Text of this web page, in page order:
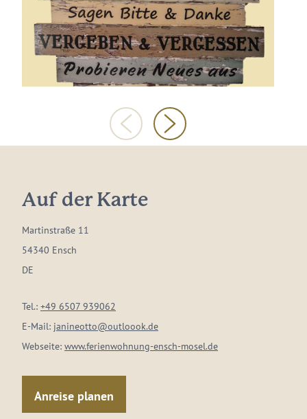
Auf der Karte
Martinstraße 11
54340 Ensch
DE
Tel.: +49 6507 939062
E-Mail: janineotto@outloook.de
Webseite: www.ferienwohnung-ensch-mosel.de
Anreise planen